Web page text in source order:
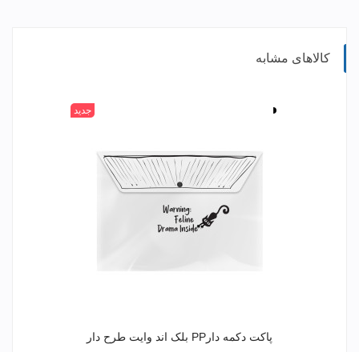
کالاهای مشابه
سفید جدید
پاکت دکمه دارPP بلک اند وایت طرح دار